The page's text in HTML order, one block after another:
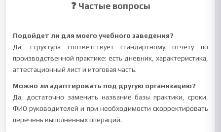
❓ Частые вопросы
Подойдет ли для моего учебного заведения?
Да, структура соответствует стандартному отчету по
производственной практике: есть дневник, характеристика,
аттестационный лист и итоговая часть.
Можно ли адаптировать под другую организацию?
Да, достаточно заменить название базы практики, сроки,
ФИО руководителей и при необходимости скорректировать
перечень выполненных операций.